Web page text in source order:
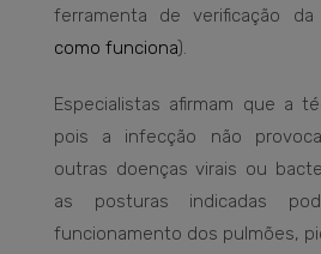
ferramenta de verificação
como funciona).
Especialistas afirmam que a
pois a infecção não
outras doenças virais ou
as posturas indicadas
funcionamento dos pulmões,